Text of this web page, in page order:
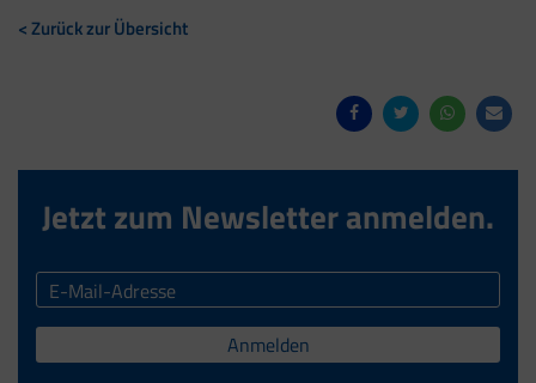
< Zurück zur Übersicht
Jetzt zum Newsletter anmelden.
Anmelden